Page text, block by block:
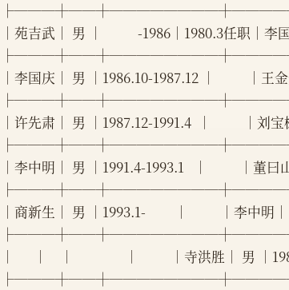
│苑吉武│ 男 │           -1986│1980.3任职│李
│李国庆│ 男 │1986.10-1987.12 │          │王
│许先肃│ 男 │1987.12-1991.4  │          │刘
│李中明│ 男 │1991.4-1993.1   │          │董曰
│商新生│ 男 │1993.1-         │          │李中明│
│      │    │                │          │寺洪胜│ 男